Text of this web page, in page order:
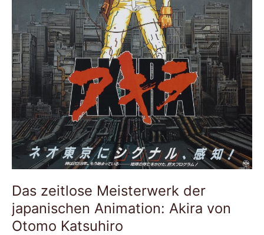
Das zeitlose Meisterwerk der
japanischen Animation: Akira von
Otomo Katsuhiro